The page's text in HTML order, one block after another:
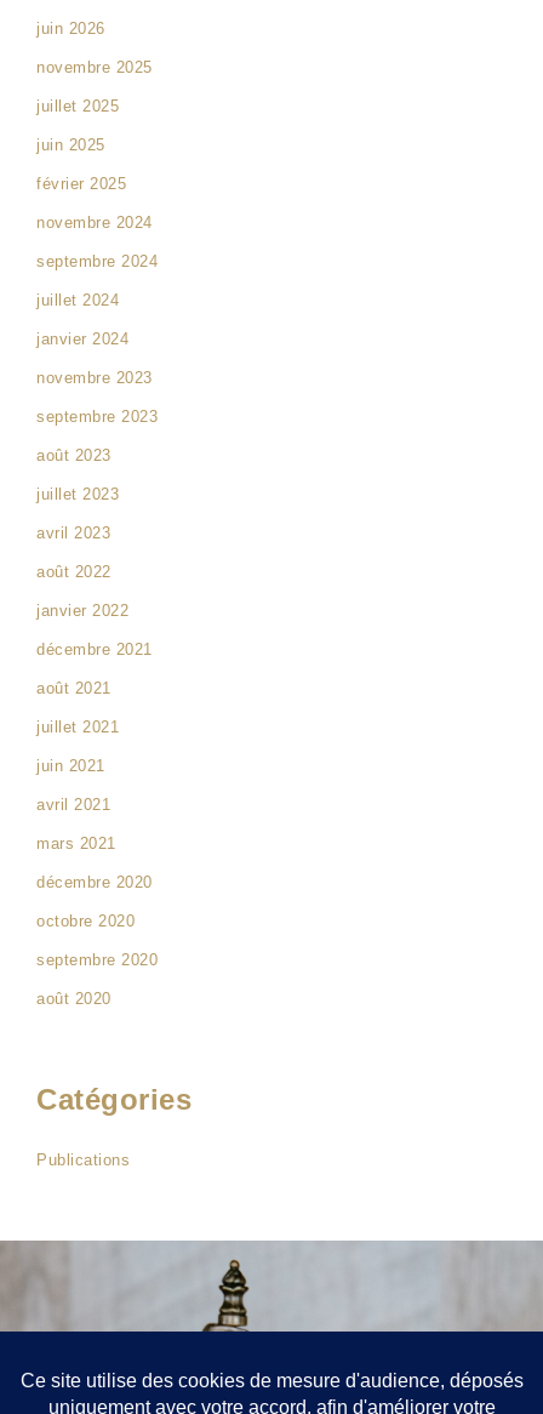
juin 2026
novembre 2025
juillet 2025
juin 2025
février 2025
novembre 2024
septembre 2024
juillet 2024
janvier 2024
novembre 2023
septembre 2023
août 2023
juillet 2023
avril 2023
août 2022
janvier 2022
décembre 2021
août 2021
juillet 2021
juin 2021
avril 2021
mars 2021
décembre 2020
octobre 2020
septembre 2020
août 2020
Catégories
Publications
52 rue de Richelieu, Paris 75001